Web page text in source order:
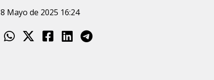
8 Mayo de 2025 16:24